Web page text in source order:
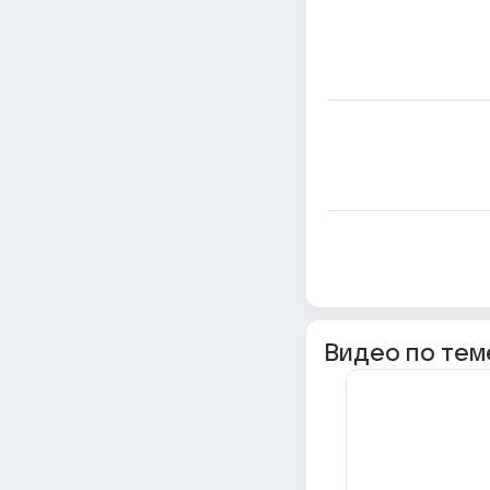
Видео по